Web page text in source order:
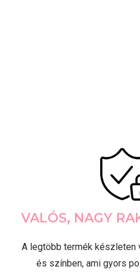
VALÓS, NAGY
A legtöbb termék készleten
és színben, ami gyors